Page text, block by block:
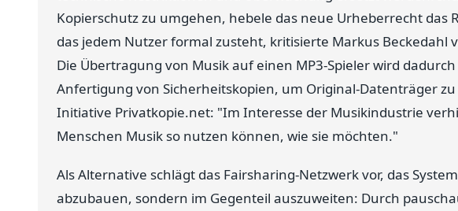
Kopierschutz zu umgehen, hebele das neue Urheberrecht das
das jedem Nutzer formal zusteht, kritisierte Markus Beckedahl
Die Übertragung von Musik auf einen MP3-Spieler wird
Anfertigung von Sicherheitskopien, um Original-Datenträger
Initiative Privatkopie.net: "Im Interesse der Musikindustrie
Menschen Musik so nutzen können, wie sie möchten."
Als Alternative schlägt das Fairsharing-Netzwerk vor, das
abzubauen, sondern im Gegenteil auszuweiten: Durch